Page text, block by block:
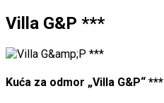
Villa G&P ***
Kuća za odmor „Villa G&P“ ***